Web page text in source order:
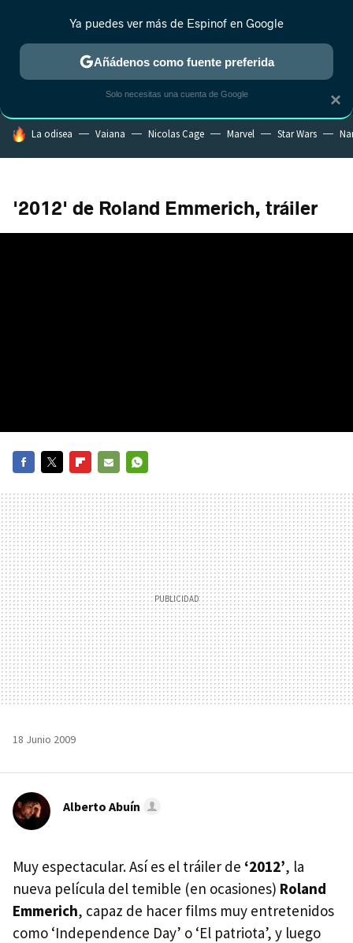
MENÚ NUEVO
ESTRENOS REALITY ANIME RANKINGS CINE
HOY SE HABLA DE
La odisea Vaiana Nicolas Cage Marvel Star Wars
'2012' de Roland Emmerich, tráiler
MAIL
18 Junio 2009
Alberto Abuín
Muy espectacular. Así es el tráiler de ‘2012’, la
nueva película del temible (en ocasiones) Roland
Emmerich, capaz de hacer films muy entretenidos
como ‘Independence Day’ o ‘El patriota’, y luego
×
Ya puedes ver más de Espinof en Google
Añádenos como fuente preferida
Solo necesitas una cuenta de Google